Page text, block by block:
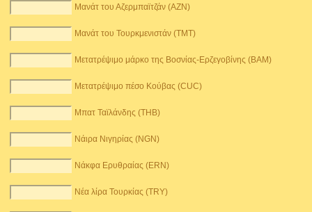
Μανάτ του Αζερμπαϊτζάν (AZN)
Μανάτ του Τουρκμενιστάν (TMT)
Μετατρέψιμο μάρκο της Βοσνίας-Ερζεγοβίνης (BAM)
Μετατρέψιμο πέσο Κούβας (CUC)
Μπατ Ταϊλάνδης (THB)
Νάιρα Νιγηρίας (NGN)
Νάκφα Ερυθραίας (ERN)
Νέα λίρα Τουρκίας (TRY)